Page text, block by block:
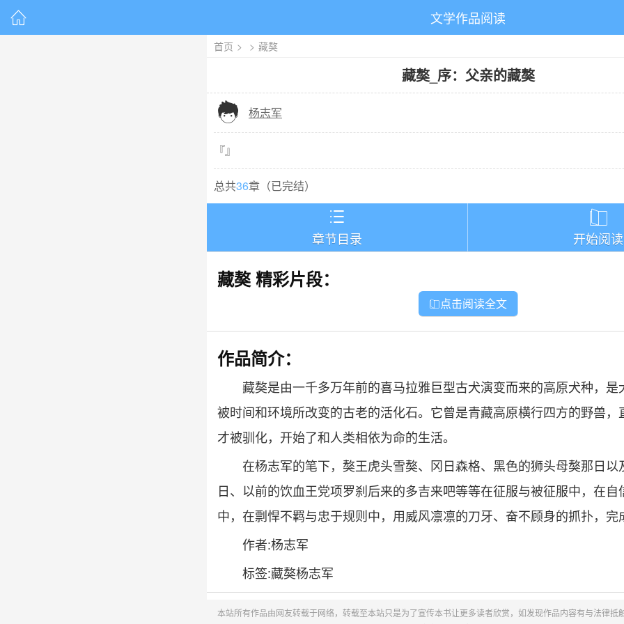
 文学作品阅读
首页 > > 藏獒
藏獒_ 序：父亲的藏獒
 杨志军
『』
总共36章（已完结）

章节目录

开始阅读
藏獒 精彩片段：
点击阅读全文
作品简介：
藏獒是由一千多万年前的喜马拉雅巨型古犬演变而来的高原犬种，是
被时间和环境所改变的古老的活化石。它曾是青藏高原横行四方的野兽，
才被驯化，开始了和人类相依为命的生活。
在杨志军的笔下，獒王虎头雪獒、冈日森格、黑色的狮头母獒那日以
日、以前的饮血王党项罗刹后来的多吉来吧等等在征服与被征服中，在
中，在剽悍不羁与忠于规则中，用威风凛凛的刀牙、奋不顾身的抓扑，完
作者:杨志军
标签:藏獒杨志军
本站所有作品由网友转载于网络，转载至本站只是为了宣传本书让更多读者欣赏，如发现作品内容有与法律抵